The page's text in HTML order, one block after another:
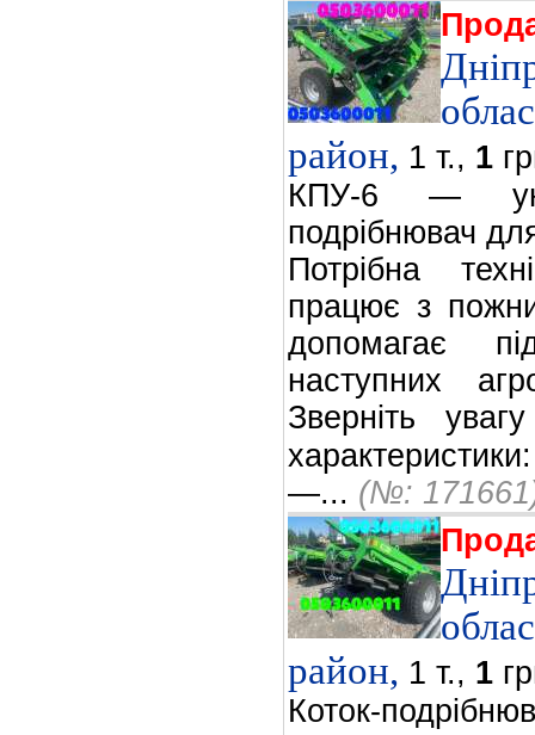
район, 1 т., 1
КПУ-6 —
подрібнювач
Потрібна
працює з
допомагає
наступних
Зверніть
—... (№:
район, 1 т., 1
Коток-